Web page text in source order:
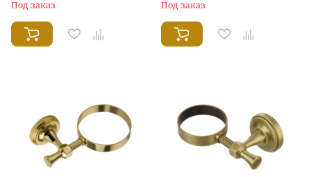
Под заказ Под заказ